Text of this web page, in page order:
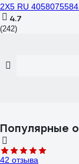
2X5 RU
4.7
(242)
Популярные
42 отзыва